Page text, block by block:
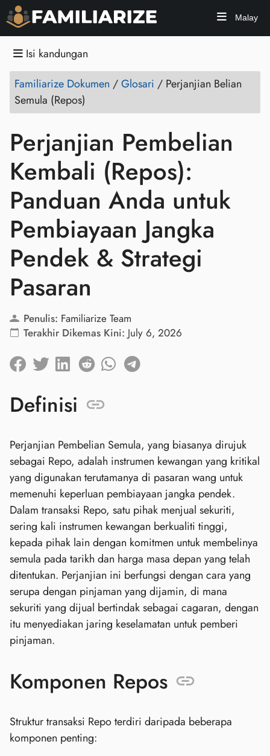
Malay
Isi kandungan
Familiarize Dokumen /Glosari / Perjanjian Belian
Semula (Repos)
Perjanjian Pembelian
Kembali (Repos):
Panduan Anda untuk
Pembiayaan Jangka
Pendek & Strategi
Pasaran
Penulis: Familiarize Team
Terakhir Dikemas Kini: July 6, 2026
Definisi
Perjanjian Pembelian Semula, yang biasanya dirujuk
sebagai Repo, adalah instrumen kewangan yang kritikal
yang digunakan terutamanya di pasaran wang untuk
memenuhi keperluan pembiayaan jangka pendek.
Dalam transaksi Repo, satu pihak menjual sekuriti,
sering kali instrumen kewangan berkualiti tinggi,
kepada pihak lain dengan komitmen untuk membelinya
semula pada tarikh dan harga masa depan yang telah
ditentukan. Perjanjian ini berfungsi dengan cara yang
serupa dengan pinjaman yang dijamin, di mana
sekuriti yang dijual bertindak sebagai cagaran, dengan
itu menyediakan jaring keselamatan untuk pemberi
pinjaman.
Komponen Repos
Struktur transaksi Repo terdiri daripada beberapa
komponen penting: